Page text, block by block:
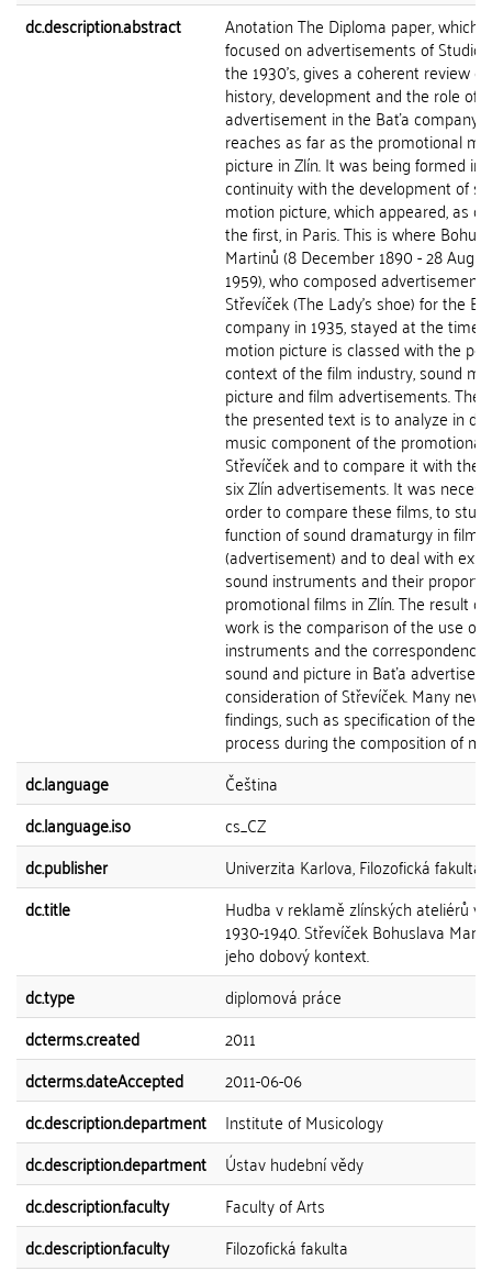
dc.description.abstract
Anotation The Diploma paper, which
focused on advertisements of Studio
the 1930's, gives a coherent review of
history, development and the role of
advertisement in the Baťa company
reaches as far as the promotional
picture in Zlín. It was being formed in
continuity with the development of
motion picture, which appeared, as
the first, in Paris. This is where
Martinů (8 December 1890 - 28
1959), who composed advertisement
Střevíček (The Lady's shoe) for the
company in 1935, stayed at the time.
motion picture is classed with the
context of the film industry, sound
picture and film advertisements. The
the presented text is to analyze in
music component of the promotional
Střevíček and to compare it with the
six Zlín advertisements. It was
order to compare these films, to
function of sound dramaturgy in film
(advertisement) and to deal with
sound instruments and their
promotional films in Zlín. The result
work is the comparison of the use of
instruments and the correspondence
sound and picture in Baťa
consideration of Střevíček. Many new
findings, such as specification of the
process during the composition of
dc.language
Čeština
dc.language.iso
cs_CZ
dc.publisher
Univerzita Karlova, Filozofická fakulta
dc.title
Hudba v reklamě zlínských ateliérů v
1930-1940. Střevíček Bohuslava
jeho dobový kontext.
dc.type
diplomová práce
dcterms.created
2011
dcterms.dateAccepted
2011-06-06
dc.description.department
Institute of Musicology
dc.description.department
Ústav hudební vědy
dc.description.faculty
Faculty of Arts
dc.description.faculty
Filozofická fakulta